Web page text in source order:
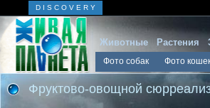
D I S C O V E R Y
Животные Растения
Фото собак Фото
Фруктово-овощной